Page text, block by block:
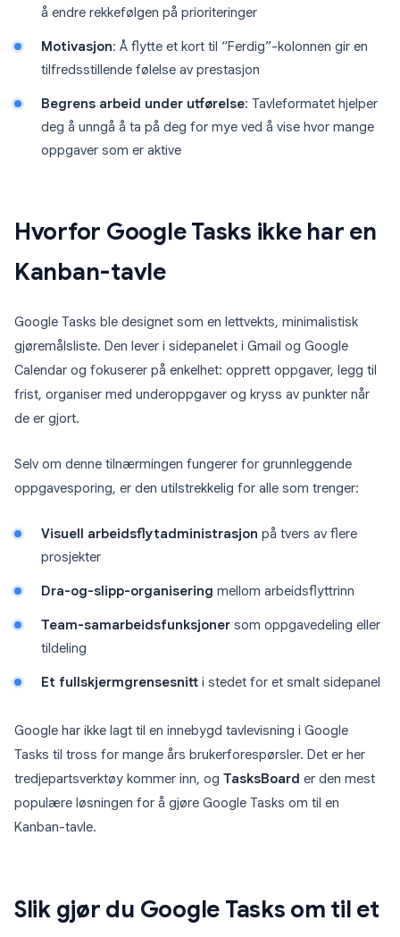
å endre rekkefølgen på prioriteringer
Motivasjon: Å flytte et kort til “Ferdig”-kolonnen gir en
tilfredsstillende følelse av prestasjon
Begrens arbeid under utførelse: Tavleformatet hjelper
deg å unngå å ta på deg for mye ved å vise hvor mange
oppgaver som er aktive
Hvorfor Google Tasks ikke har en
Kanban-tavle
Google Tasks ble designet som en lettvekts, minimalistisk
gjøremålsliste. Den lever i sidepanelet i Gmail og Google
Calendar og fokuserer på enkelhet: opprett oppgaver, legg til
frist, organiser med underoppgaver og kryss av punkter når
de er gjort.
Selv om denne tilnærmingen fungerer for grunnleggende
oppgavesporing, er den utilstrekkelig for alle som trenger:
Visuell arbeidsflytadministrasjon på tvers av flere
prosjekter
Dra-og-slipp-organisering mellom arbeidsflyttrinn
Team-samarbeidsfunksjoner som oppgavedeling eller
tildeling
Et fullskjermgrensesnitt i stedet for et smalt sidepanel
Google har ikke lagt til en innebygd tavlevisning i Google
Tasks til tross for mange års brukerforespørsler. Det er her
tredjepartsverktøy kommer inn, og TasksBoard er den mest
populære løsningen for å gjøre Google Tasks om til en
Kanban-tavle.
Slik gjør du Google Tasks om til et